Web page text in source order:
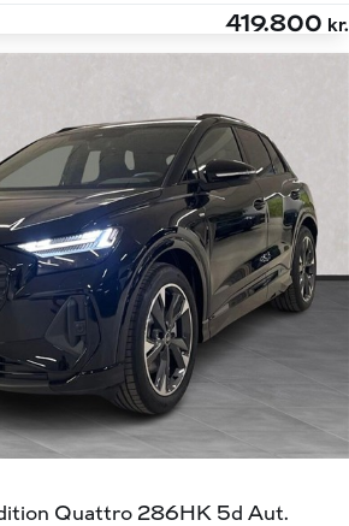
419.800 kr.
Quattro 286HK 5d Aut.